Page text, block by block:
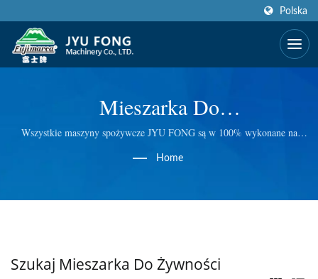
Polska
Mieszarka Do
ŻywnościWyszukiwano | Ponad
50 Lat Producent Maszyn
Wszystkie maszyny spożywcze JYU FONG są w 100% wykonane na
innych. Przeprowadzamy kontrolę jakości na każdym etapie, dlatego
Home
Szukaj Mieszarka Do Żywności